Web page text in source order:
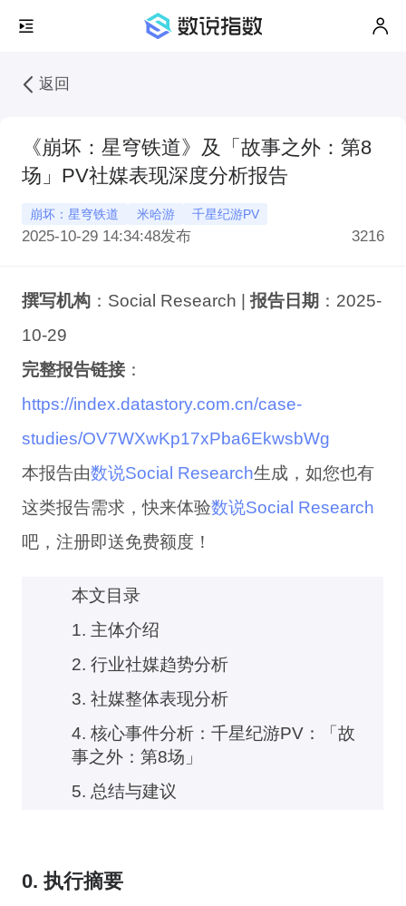
返回
《崩坏：星穹铁道》及「故事之外：第8
场」PV社媒表现深度分析报告
崩坏：星穹铁道 米哈游 千星纪游PV
2025-10-29 14:34:48发布 3216
撰写机构：Social Research | 报告日期 ：2025-
10-29
完整报告链接：
https://index.datastory.com.cn/case-
studies/OV7WXwKp17xPba6EkwsbWg
本报告由数说Social Research生成，如您也有
这类报告需求，快来体验数说Social Research
吧，注册即送免费额度！
本文目录
1. 主体介绍
2. 行业社媒趋势分析
3. 社媒整体表现分析
4. 核心事件分析：千星纪游PV：「故
事之外：第8场」
5. 总结与建议
0. 执行摘要